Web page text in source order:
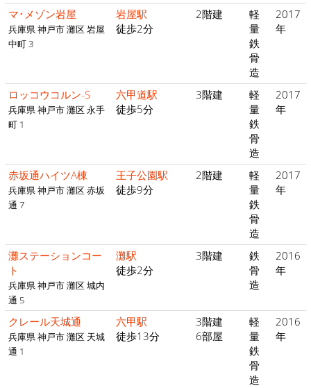
マ･メゾン岩屋
兵庫県 神戸市 灘区 岩屋
中町 3
岩屋駅
徒歩2分
2階建
軽
量
鉄
骨
造
2017
年
ロッコウコルン-S
兵庫県 神戸市 灘区 永手
町 1
六甲道駅
徒歩5分
3階建
軽
量
鉄
骨
造
2017
年
赤坂通ハイツA棟
兵庫県 神戸市 灘区 赤坂
通 7
王子公園駅
徒歩9分
2階建
軽
量
鉄
骨
造
2017
年
灘ステーションコー
ト
兵庫県 神戸市 灘区 城内
通 5
灘駅
徒歩2分
3階建
鉄
骨
造
2016
年
クレール天城通
兵庫県 神戸市 灘区 天城
通 1
六甲駅
徒歩13分
3階建
6部屋
軽
量
鉄
骨
造
2016
年